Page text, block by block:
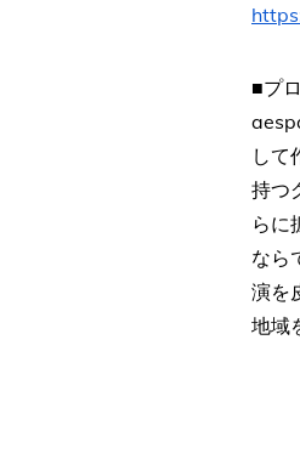
■プ
して
持つ
らに
なら
演を
地域